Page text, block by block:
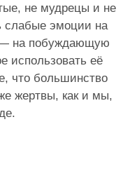
не мудрецы и не
слабые эмоции на
на побуждающую
использовать её
что большинство
жертвы, как и мы,